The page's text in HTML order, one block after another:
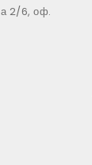
2/6, оф.